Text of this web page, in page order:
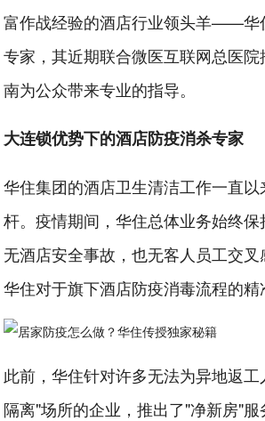
富作战经验的酒店行业领头羊——华
专家，其近期联合微医互联网总医
南为公众带来专业的指导。
大连锁优势下的酒店防疫消杀专家
华住集团的酒店卫生清洁工作一直
杆。疫情期间，华住总体业务始终
无酒店安全事故，也无客人员工交
华住对于旗下酒店防疫消毒流程的精
此前，华住针对许多无法为异地返
隔离"场所的企业，推出了"净新房"服